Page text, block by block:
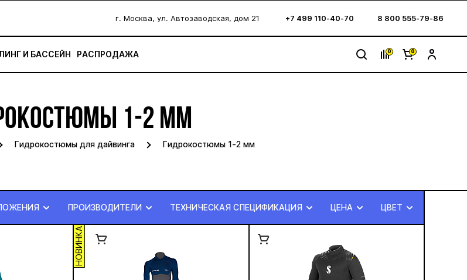
г. Москва, ул. Автозаводская, дом 21 +7 499 110-40-70 8 800 555-79-86
И БАССЕЙН РАСПРОДАЖА 0 0
1-2 ММ
Гидрокостюмы для дайвинга Гидрокостюмы 1-2 мм
ПРОИЗВОДИТЕЛИ ТЕХНИЧЕСКАЯ СПЕЦИФИКАЦИЯ ЦЕНА ЦВЕТ
НОВИНКА